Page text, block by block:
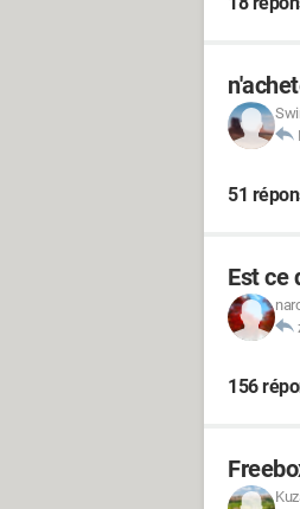
51
Est ce
156